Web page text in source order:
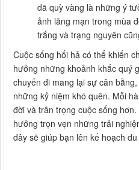
dã quỳ vàng là những ý
ảnh lãng mạn trong mùa
trắng và trạng nguyên
Cuộc sống hối hả có thể khiến
hưởng những khoảnh khắc quý
chuyến đi mang lại sự cân
những kỷ niệm khó quên. Mỗi
đời và trân trọng cuộc sống
hưởng trọn vẹn những trải
đây sẽ giúp bạn lên kế hoạch